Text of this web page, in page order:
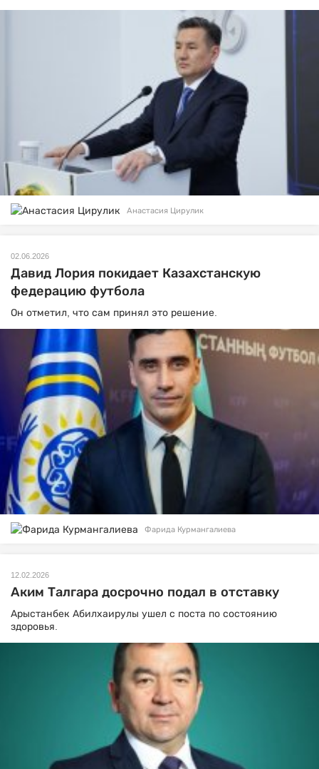
Анастасия Цирулик
02.06.2026
Давид Лория покидает Казахстанскую
федерацию футбола
Он отметил, что сам принял это решение.
Фарида Курмангалиева
12.02.2026
Аким Талгара досрочно подал в отставку
Арыстанбек Абилхаирулы ушел с поста по состоянию
здоровья.